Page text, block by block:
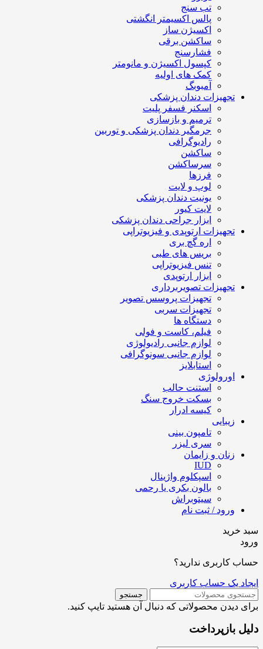
تب سنج
پالس اکسیمتر انگشتی
اکسیژن ساز
ساکشن برقی
فشارسنج
کپسول اکسیژن و مانومتر
کمک های اولیه
آمبوبگ
تجهیزات دندان پزشکی
اسکنر فسفر پلیت
ترمیم و بازسازی
جرمگیر دندان پزشکی و توربین
رادیوگرافی
ساکشن
سرساکشن
فرزها
لوپ و لایت
یونیت دندان پزشکی
لایت کیور
ابزار جراحی دندان پزشکی
تجهیزات ارتوپدی و فیزیوتراپی
اره گچ بری
بریس های طبی
تنس فیزیوتراپی
ابزار ارتوپدی
تجهیزات تصویربرداری
تجهیزات پروسس تصویر
تجهیزات سربی
دستگاه ها
فیلم، کاست و فولی
لوازم جانبی رادیولوژی
لوازم جانبی سونوگرافی
استابلایز
اورولوژی
استنت حالب
بسکت خروج سنگ
کیسه ادرار
زیبایی
تامپون بینی
سری لیزر
زنان و زایمان
IUD
اسپکلوم واژینال
بالون بکری یا رحمی
سیتوبراش
ورود / ثبت نام
سبد خرید
ورود
حساب کاربری ندارید؟
ایجاد یک حساب کاربری
جستجو
برای دیدن محصولاتی که دنبال آن هستید تایپ کنید.
دلیل بازپرداخت